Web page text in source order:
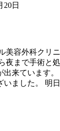
20日
美容外科クリ
夜まで手術と
出来ています
いました。 明